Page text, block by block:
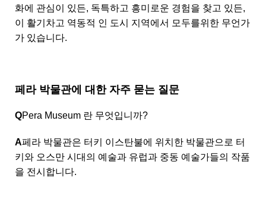
화에 관심이 있든, 독특하고 흥미로운 경험을 찾고 있든,
이 활기차고 역동적 인 도시 지역에서 모두를위한 무언가
가 있습니다.
페라 박물관에 대한 자주 묻는 질문
QPera Museum 란 무엇입니까?
A페라 박물관은 터키 이스탄불에 위치한 박물관으로 터
키와 오스만 시대의 예술과 유럽과 중동 예술가들의 작품
을 전시합니다.